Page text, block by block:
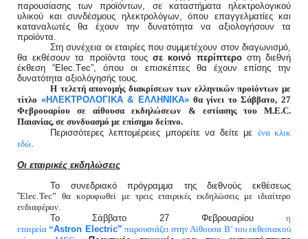
παρουσίασης των προϊόντων, σε καταστήματα ηλεκτρολογικού
υλικού και συνδέσμους ηλεκτρολόγων, όπου επαγγελματίες και
καταναλωτές θα έχουν την δυνατότητα να αξιολογήσουν τα
προϊόντα.
Στη συνέχεια οι εταιρίες που συμμετέχουν στον διαγωνισμό,
θα εκθέσουν τα προϊόντα τους σε κοινό περίπτερο στη διεθνή
έκθεση “Εlec.Τec”, όπου οι επισκέπτες θα έχουν επίσης την
δυνατότητα αξιολόγησής τους.
Η τελετή απονομής διακρίσεων των ελληνικών προϊόντων με
τίτλο «ΗΛΕΚΤΡΟΛΟΓΙΚΑ & ΕΛΛΗΝΙΚΑ» θα γίνει το Σάββατο, 27
Φεβρουαρίου σε αίθουσα εκδηλώσεων & εστίασης του M.E.C.
Παιανίας, σε συνδυασμό με επίσημο δείπνο.
Περισσότερες λεπτομέρειες μπορείτε να δείτε με ένα κλικ
εδώ.
Οι εταιρικές εκδηλώσεις
Το συνεδριακό πρόγραμμα της διεθνούς εκθέσεως
“Elec.Tec” θα κορυφωθεί με τρεις εταιρικές εκδηλώσεις με ιδιαίτερο
ενδιαφέρον.
Το Σάββατο 27 Φεβρουαρίου
η
εταιρεία “Astron Electric” παρουσιάζει στην Αίθουσα Β’ του εκθεσιακού